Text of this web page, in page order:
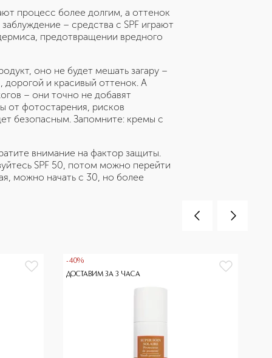
процесс более долгим, а оттенок
– средства с SPF играют
предотвращении вредного
оно не будет мешать загару –
и красивый оттенок. А
– они точно не добавят
от фотостарения, рисков
безопасным. Запомните: кремы с
внимание на фактор защиты.
SPF 50, потом можно перейти
можно начать с 30, но более
-40%
ДОСТАВИМ ЗА 3 ЧАСА